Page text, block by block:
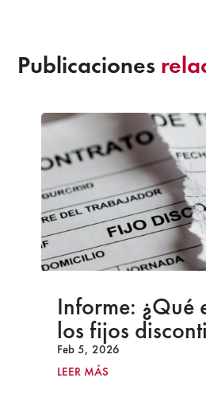
Publicaciones
Informe: ¿Qué
los fijos
Feb 5, 2026
LEER MÁS